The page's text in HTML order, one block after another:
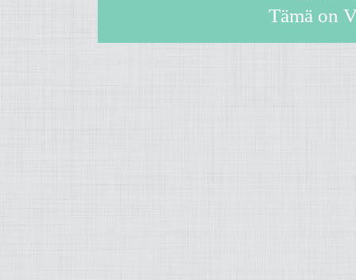
elementum dignissim. Lorem ipsum
Tämä on